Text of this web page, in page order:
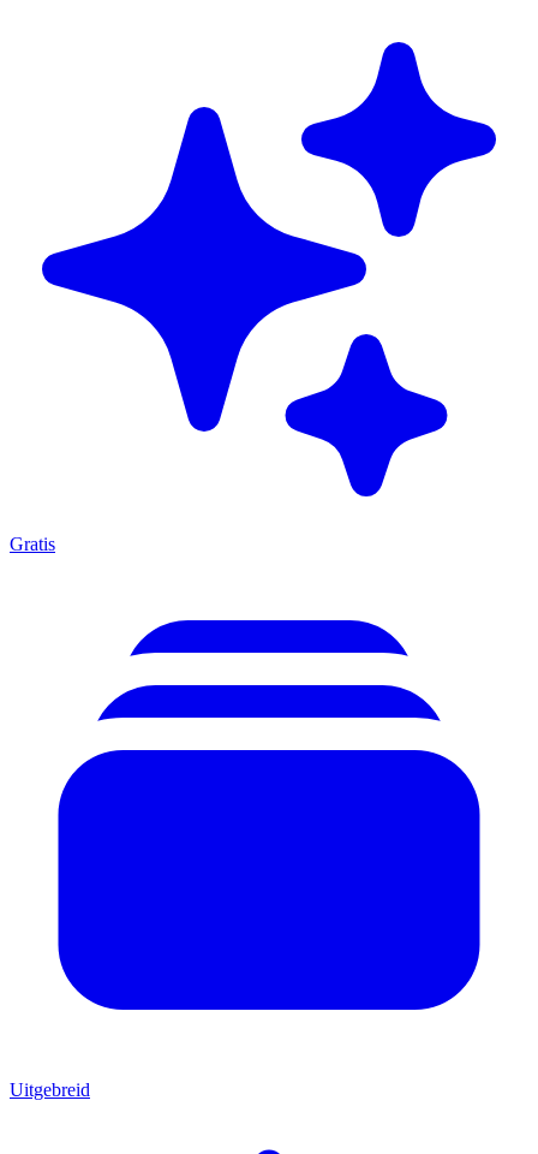
Gratis
Uitgebreid